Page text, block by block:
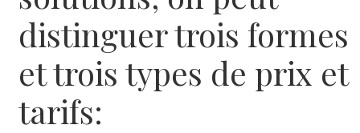
distinguer trois formes
et trois types de prix et
tarifs: